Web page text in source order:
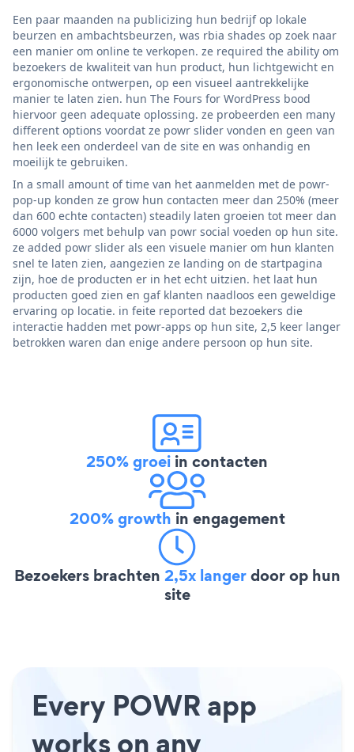
Een paar maanden na publicizing hun bedrijf op lokale
beurzen en ambachtsbeurzen, was rbia shades op zoek naar
een manier om online te verkopen. ze required the ability om
bezoekers de kwaliteit van hun product, hun lichtgewicht en
ergonomische ontwerpen, op een visueel aantrekkelijke
manier te laten zien. hun The Fours for WordPress bood
hiervoor geen adequate oplossing. ze probeerden een many
different options voordat ze powr slider vonden en geen van
hen leek een onderdeel van de site en was onhandig en
moeilijk te gebruiken.
In a small amount of time van het aanmelden met de powr-
pop-up konden ze grow hun contacten meer dan 250% (meer
dan 600 echte contacten) steadily laten groeien tot meer dan
6000 volgers met behulp van powr social voeden op hun site.
ze added powr slider als een visuele manier om hun klanten
snel te laten zien, aangezien ze landing on de startpagina
zijn, hoe de producten er in het echt uitzien. het laat hun
producten goed zien en gaf klanten naadloos een geweldige
ervaring op locatie. in feite reported dat bezoekers die
interactie hadden met powr-apps op hun site, 2,5 keer langer
betrokken waren dan enige andere persoon op hun site.
250% groei in contacten
200% growth in engagement
Bezoekers brachten 2,5x langerdoor op hun
site
Every POWR app
works on any